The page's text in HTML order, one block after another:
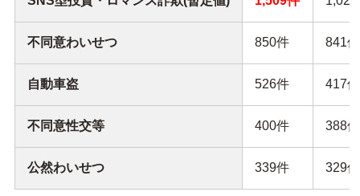
不同意わいせつ 850件 841件
自動車盗 526件 417件
不同意性交等 400件 388件
公然わいせつ 339件 329件